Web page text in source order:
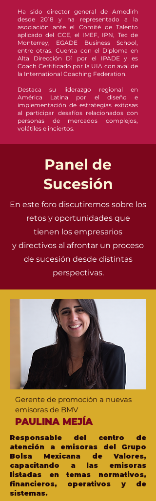
Ha sido director general de Amedirh
desde 2018 y ha representado a la
asociación ante el Comité de Talento
aplicado del CCE, el IMEF, IPN, Tec de
Monterrey, EGADE Business School,
entre otras. Cuenta con el Diploma en
Alta Dirección D1 por el IPADE y es
Coach Certificado por la UIA con aval de
la International Coaching Federation.
Destaca su liderazgo regional en
América Latina por el diseño e
implementación de estrategias exitosas
al participar desafíos relacionados con
personas de mercados complejos,
volátiles e inciertos.
Panel de
Sucesión
En este foro discutiremos sobre los
retos y oportunidades que
tienen los empresarios
y directivos al afrontar un proceso
de sucesión desde distintas
perspectivas.
Gerente de promoción a nuevas
emisoras de BMV
PAULINA MEJÍA
Responsable del centro de
atención a emisoras del Grupo
Bolsa Mexicana de Valores,
capacitando a las emisoras
listadas en temas normativos,
financieros, operativos y de
sistemas.